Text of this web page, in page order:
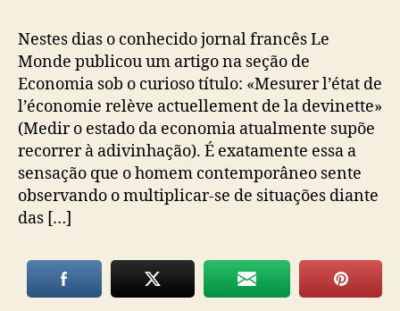
Nestes dias o conhecido jornal francês Le
Monde publicou um artigo na seção de
Economia sob o curioso título: «Mesurer l’état de
l’économie relève actuellement de la devinette»
(Medir o estado da economia atualmente supõe
recorrer à adivinhação). É exatamente essa a
sensação que o homem contemporâneo sente
observando o multiplicar-se de situações diante
das […]